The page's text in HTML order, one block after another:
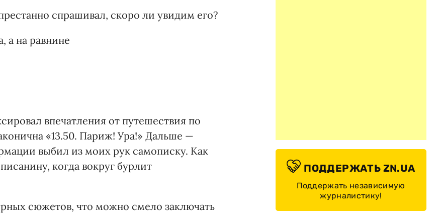
спрашивал, скоро ли увидим его?
а на равнине
впечатления от путешествия по
«13.50. Париж! Ура!» Дальше —
выбил из моих рук самописку. Как
когда вокруг бурлит
сюжетов, что можно смело заключать
ПОДДЕРЖАТЬ ZN.UA
Поддержать независимую
журналистику!